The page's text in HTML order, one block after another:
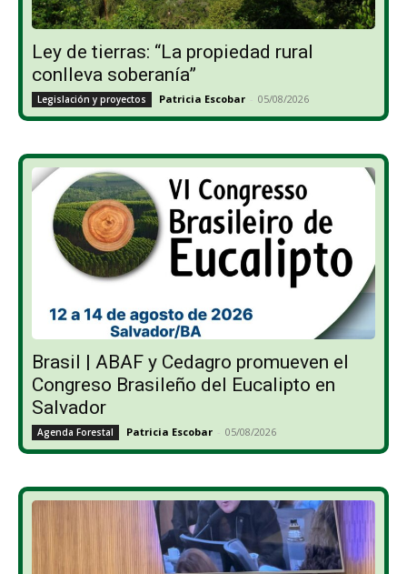
Ley de tierras: “La propiedad rural
conlleva soberanía”
Legislación y proyectos Patricia Escobar - 05/08/2026
Brasil | ABAF y Cedagro promueven el
Congreso Brasileño del Eucalipto en
Salvador
Agenda Forestal Patricia Escobar - 05/08/2026